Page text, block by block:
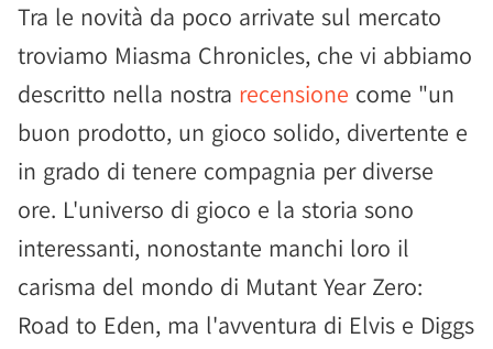
Tra le novità da poco arrivate sul mercato
troviamo Miasma Chronicles, che vi abbiamo
descritto nella nostra recensione come "un
buon prodotto, un gioco solido, divertente e
in grado di tenere compagnia per diverse
ore. L'universo di gioco e la storia sono
interessanti, nonostante manchi loro il
carisma del mondo di Mutant Year Zero:
Road to Eden, ma l'avventura di Elvis e Diggs